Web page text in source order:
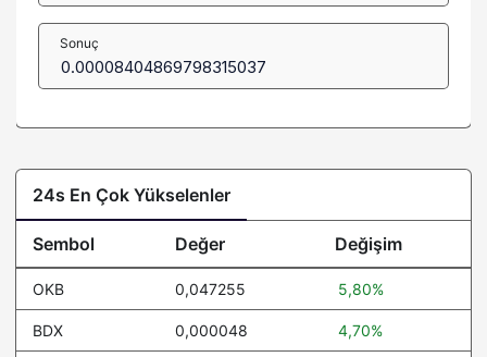
Sonuç
24s En Çok Yükselenler
Sembol Değer Değişim
OKB 0,047255 5,80%
BDX 0,000048 4,70%